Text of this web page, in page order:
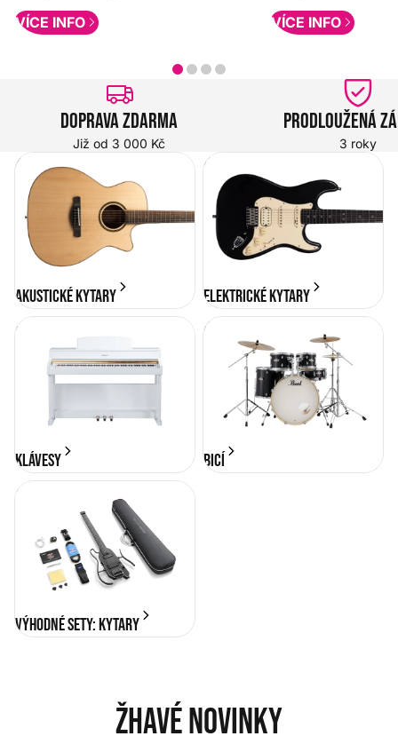
VÍCE INFO
VÍCE INFO
Doprava zdarma
Již od 3 000 Kč
Prodloužená
3 roky
Akustické kytary
Akustické kytary
Elektrické kytary
Elektrické kytary
KLÁVESY
KLÁVESY
BICÍ
BICÍ
Výhodné sety: Kytary
Výhodné sety: Kytary
Žhavé novinky